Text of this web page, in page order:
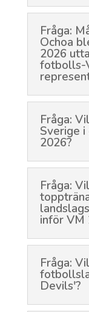
Fråga:
Ochoa
2026
fotbolls-
Fråga:
Sverige
2026?
Fråga:
inför VM
Fråga:
Devils'?